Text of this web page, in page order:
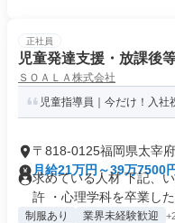
正社員
児童発達支援・放課後
ＳＯＡＬＡ株式会社
児童指導員｜今だけ！入
〒818-0125福岡県太宰
月給21万円～39万7500
求めている人材 下記、
許 ・心理学科を卒業した
制服あり 業界未経験歓迎